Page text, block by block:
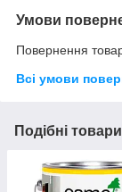
Умови
Повернення
Всі умови
Подібні